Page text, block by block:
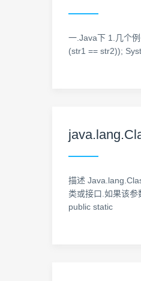
一.Java下 1.几个
(str1 == str2));
描述
类或接口.如果该
public static